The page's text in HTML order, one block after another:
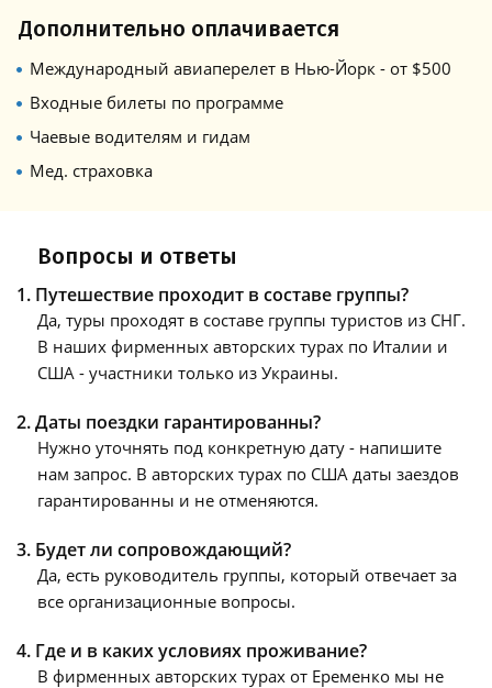
Дополнительно оплачивается
Международный авиаперелет в Нью-Йорк - от $500
Входные билеты по программе
Чаевые водителям и гидам
Мед. страховка
Вопросы и ответы
1. Путешествие проходит в составе группы?
Да, туры проходят в составе группы туристов из СНГ.
В наших фирменных авторских турах по Италии и
США - участники только из Украины.
2. Даты поездки гарантированны?
Нужно уточнять под конкретную дату - напишите
нам запрос. В авторских турах по США даты заездов
гарантированны и не отменяются.
3. Будет ли сопровождающий?
Да, есть руководитель группы, который отвечает за
все организационные вопросы.
4. Где и в каких условиях проживание?
В фирменных авторских турах от Еременко мы не